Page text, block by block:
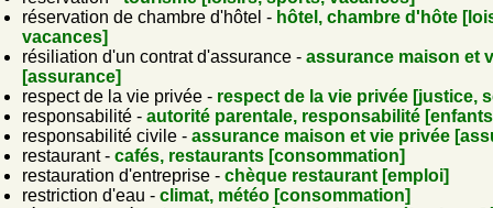
réservation de chambre d'hôtel - hôtel, chambre d'hôte
vacances]
résiliation d'un contrat d'assurance - assurance maison et
[assurance]
respect de la vie privée - respect de la vie privée [justice,
responsabilité - autorité parentale, responsabilité
responsabilité civile - assurance maison et vie privée
restaurant - cafés, restaurants [consommation]
restauration d'entreprise - chèque restaurant [emploi]
restriction d'eau - climat, météo [consommation]